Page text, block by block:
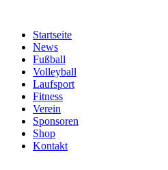
springenStartseite
News
Fußball
Volleyball
Laufsport
Fitness
Verein
Sponsoren
Shop
Kontakt